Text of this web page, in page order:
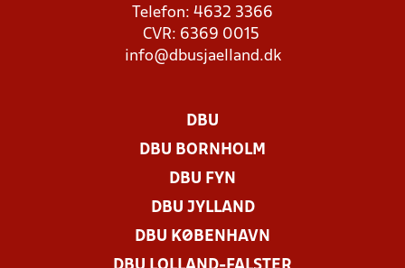
Telefon: 4632 3366
CVR: 6369 0015
info@dbusjaelland.dk
DBU
DBU BORNHOLM
DBU FYN
DBU JYLLAND
DBU KØBENHAVN